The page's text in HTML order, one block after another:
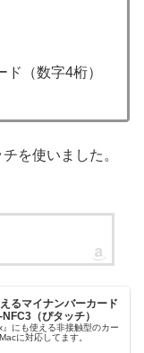
（数字4桁）
を使いました。
るマイナンバーカード
（ぴタッチ）
にも使える非接触型のカー
に対応してます。